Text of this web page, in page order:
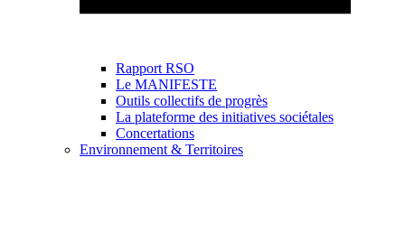
Rapport RSO
Le MANIFESTE
Outils collectifs de progrès
La plateforme des initiatives sociétales
Concertations
Environnement & Territoires